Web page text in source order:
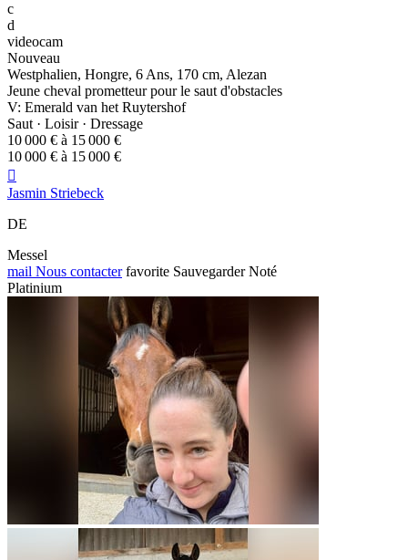
c
d
videocam
Nouveau
Westphalien, Hongre, 6 Ans, 170 cm, Alezan
Jeune cheval prometteur pour le saut d'obstacles
V: Emerald van het Ruytershof
Saut · Loisir · Dressage
10 000 € à 15 000 €
10 000 € à 15 000 €

Jasmin Striebeck
DE
Messel
mail Nous contacter favorite Sauvegarder Noté
Platinium